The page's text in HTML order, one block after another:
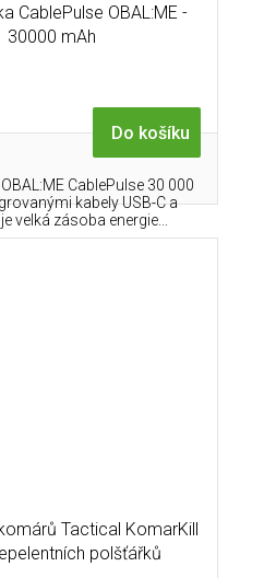
CablePulse OBAL:ME -
30000 mAh
Do košíku
CablePulse 30 000
kabely USB-C a
velká zásoba energie...
Tactical KomarKill
polšťářků